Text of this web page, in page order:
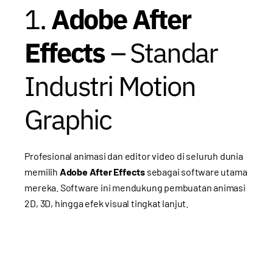
1.Adobe After
Effects– Standar
Industri Motion
Graphic
Profesional animasi dan editor video di seluruh dunia
memilih Adobe After Effectssebagai software utama
mereka. Software ini mendukung pembuatan animasi
2D, 3D, hingga efek visual tingkat lanjut.